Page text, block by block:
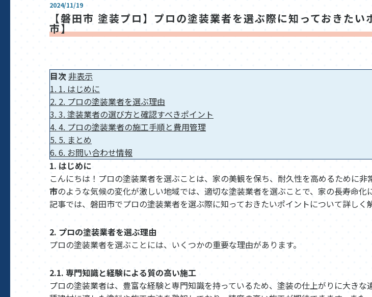
2024/11/19
【磐田市 塗装プロ】プロの塗装業者を選ぶ際に知っておきたい
市】
目次非表示
1. 1. はじめに
2. 2. プロの塗装業者を選ぶ理由
3. 3. 塗装業者の選び方と確認すべきポイント
4. 4. プロの塗装業者の施工手順と費用管理
5. 5. まとめ
6. 6. お問い合わせ情報
1. はじめに
こんにちは！プロの塗装業者を選ぶことは、家の美観を保ち、耐久性を高めるために非
市のような気候の変化が激しい地域では、適切な塗装業者を選ぶことで、家の長寿命化
記事では、磐田市でプロの塗装業者を選ぶ際に知っておきたいポイントについて詳しく
2. プロの塗装業者を選ぶ理由
プロの塗装業者を選ぶことには、いくつかの重要な理由があります。
2.1. 専門知識と経験による質の高い施工
プロの塗装業者は、豊富な経験と専門知識を持っているため、塗装の仕上がりに大きな